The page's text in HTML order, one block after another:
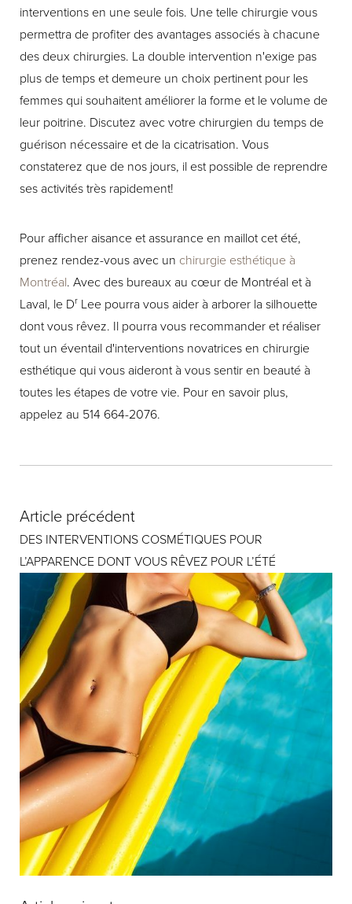
interventions en une seule fois. Une telle chirurgie vous
permettra de profiter des avantages associés à chacune
des deux chirurgies. La double intervention n'exige pas
plus de temps et demeure un choix pertinent pour les
femmes qui souhaitent améliorer la forme et le volume de
leur poitrine. Discutez avec votre chirurgien du temps de
guérison nécessaire et de la cicatrisation. Vous
constaterez que de nos jours, il est possible de reprendre
ses activités très rapidement!
Pour afficher aisance et assurance en maillot cet été,
prenez rendez-vous avec un chirurgie esthétique à
Montréal. Avec des bureaux au cœur de Montréal et à
Laval, le Dr Lee pourra vous aider à arborer la silhouette
dont vous rêvez. Il pourra vous recommander et réaliser
tout un éventail d'interventions novatrices en chirurgie
esthétique qui vous aideront à vous sentir en beauté à
toutes les étapes de votre vie. Pour en savoir plus,
appelez au 514 664-2076.
Article précédent
DES INTERVENTIONS COSMÉTIQUES POUR
L’APPARENCE DONT VOUS RÊVEZ POUR L’ÉTÉ